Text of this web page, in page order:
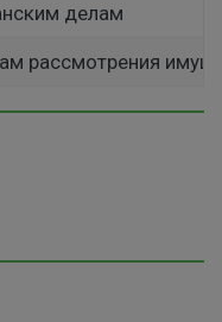
делам
рассмотрения